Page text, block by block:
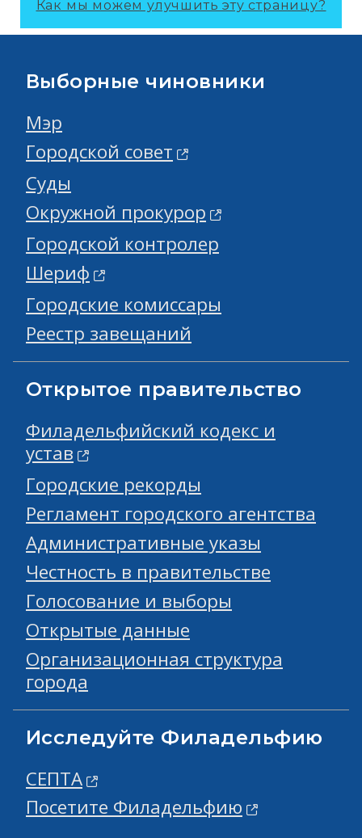
Как мы можем улучшить эту страницу?
Выборные чиновники
Мэр
Городской совет
Суды
Окружной прокурор
Городской контролер
Шериф
Городские комиссары
Реестр завещаний
Открытое правительство
Филадельфийский кодекс и
устав
Городские рекорды
Регламент городского агентства
Административные указы
Честность в правительстве
Голосование и выборы
Открытые данные
Организационная структура
города
Исследуйте Филадельфию
СЕПТА
Посетите Филадельфию